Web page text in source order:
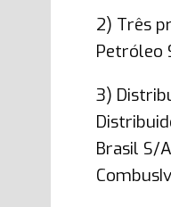
2) Três
Petróleo
3)
Brasil S/